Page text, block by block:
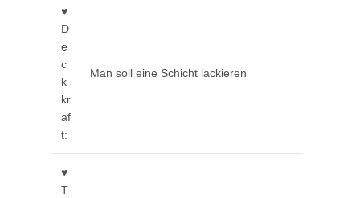
♥
D
e
c
k
kr
af
t:
Man soll eine Schicht lackieren
♥
T